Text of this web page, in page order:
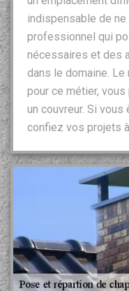
indispensable de ne
professionnel qui
nécessaires et des
dans le domaine.
pour ce métier,
un couvreur. Si
confiez vos projets